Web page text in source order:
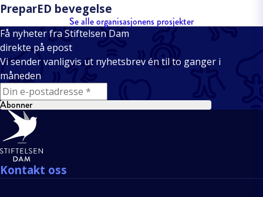
PreparED bevegelse
Se alle organisasjonens prosjekter
Få nyheter fra Stiftelsen Dam
direkte på epost
Vi sender vanligvis ut nyhetsbrev én til to ganger i
måneden
E-mail
Abonner
Bunntekst
Kontakt oss